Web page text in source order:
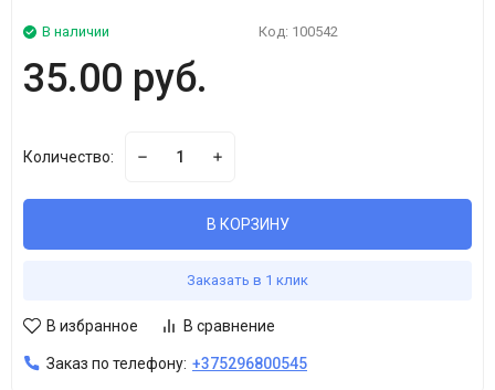
В наличии Код: 100542
35.00 руб.
Количество:
В КОРЗИНУ
Заказать в 1 клик
В избранное В сравнение
Заказ по телефону: +375296800545